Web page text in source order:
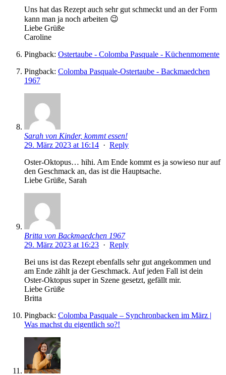
Uns hat das Rezept auch sehr gut schmeckt und an der Form
kann man ja noch arbeiten 😉
Liebe Grüße
Caroline
Pingback: Ostertaube - Colomba Pasquale - Küchenmomente
Pingback: Colomba Pasquale-Ostertaube - Backmaedchen
1967
Sarah von Kinder, kommt essen!
29. März 2023 at 16:14 · Reply
Oster-Oktopus… hihi. Am Ende kommt es ja sowieso nur auf
den Geschmack an, das ist die Hauptsache.
Liebe Grüße, Sarah
Britta von Backmaedchen 1967
29. März 2023 at 16:23 · Reply
Bei uns ist das Rezept ebenfalls sehr gut angekommen und
am Ende zählt ja der Geschmack. Auf jeden Fall ist dein
Oster-Oktopus super in Szene gesetzt, gefällt mir.
Liebe Grüße
Britta
Pingback: Colomba Pasquale – Synchronbacken im März |
Was machst du eigentlich so?!